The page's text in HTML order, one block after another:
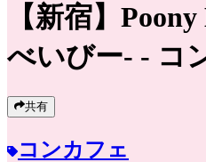
【新宿】
べいびー- - コ
共有
コンカフェ